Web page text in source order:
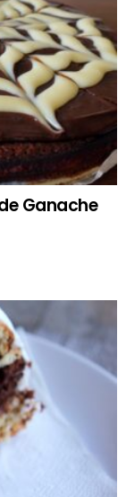
Ganache